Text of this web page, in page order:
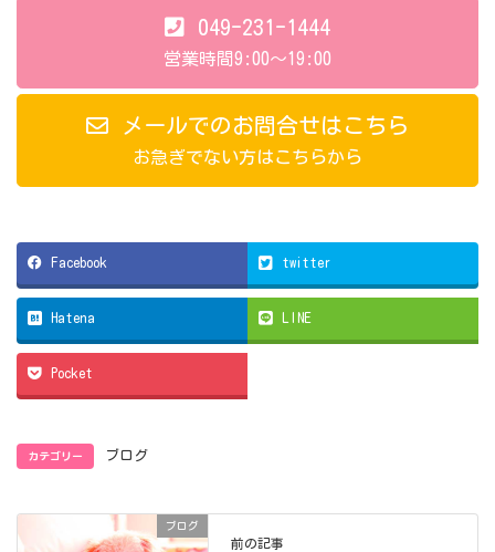
049-231-1444
営業時間9:00～19:00
メールでのお問合せはこちら
お急ぎでない方はこちらから
Facebook twitter
Hatena LINE
Pocket
カテゴリー ブログ
ブログ
前の記事